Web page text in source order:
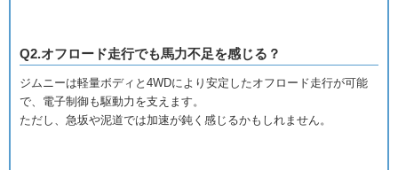
Q2.オフロード走行でも馬力不足を感じる？
ジムニーは軽量ボディと4WDにより安定したオフロード走行が可能
で、電子制御も駆動力を支えます。
ただし、急坂や泥道では加速が鈍く感じるかもしれません。